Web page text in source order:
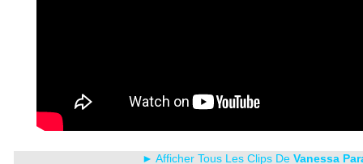
► Afficher Tous Les Clips De Vanessa